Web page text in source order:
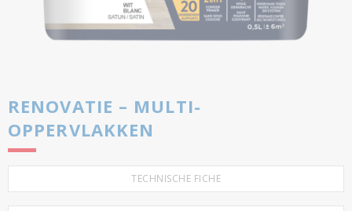
RENOVATIE – MULTI-
OPPERVLAKKEN
TECHNISCHE FICHE